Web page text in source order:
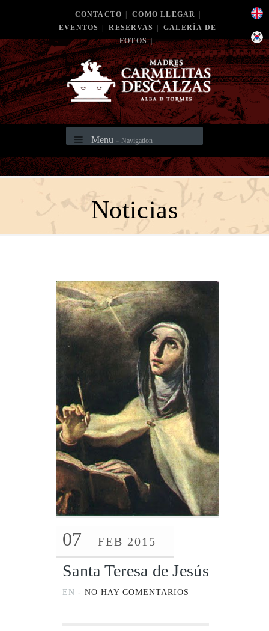
CONTACTO COMO LLEGAR
EVENTOS
RESERVAS
GALERÍA DE
FOTOS
Menu - Navigation
Noticias
07 FEB 2015
Santa Teresa de Jesús
EN - NO HAY COMENTARIOS